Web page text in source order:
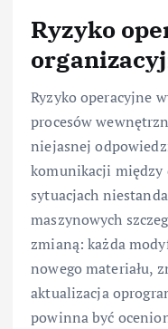
Ryzyko
Ryzyko operacyjne
procesów
niejasnej
komunikacji między
sytuacjach
maszynowych
zmianą: każda
nowego materiału,
aktualizacja
powinna być